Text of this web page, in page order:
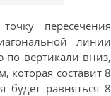
пересечения
линии
по вертикали вниз,
которая составит 8
будет равняться 8